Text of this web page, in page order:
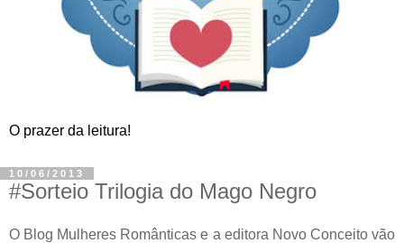
O prazer da leitura!
10/06/2013
#Sorteio Trilogia do Mago Negro
O Blog Mulheres Românticas e a editora Novo Conceito vão